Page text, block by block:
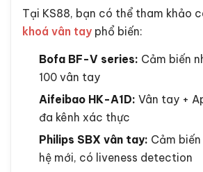
Tại KS88, bạn có thể tham khảo
khoá vân tay phổ biến:
Bofa BF-V series: Cảm biến
100 vân tay
Aifeibao HK-A1D: Vân tay +
đa kênh xác thực
Philips SBX vân tay: Cảm
hệ mới, có liveness detection